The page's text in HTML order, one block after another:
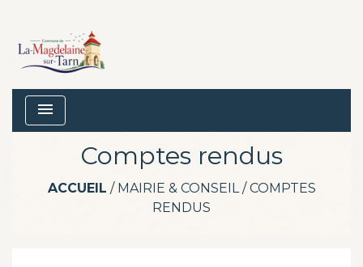
menu
Comptes rendus
ACCUEIL / MAIRIE & CONSEIL/COMPTES
RENDUS